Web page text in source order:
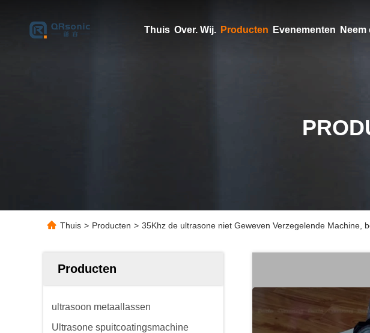
Thuis Over. Wij. Producten Evenementen
Thuis > Producten > 35Khz de ultrasone niet Geweven Verzegelende Machine,
Producten
ultrasoon metaallassen
Ultrasone spuitcoatingsmachine